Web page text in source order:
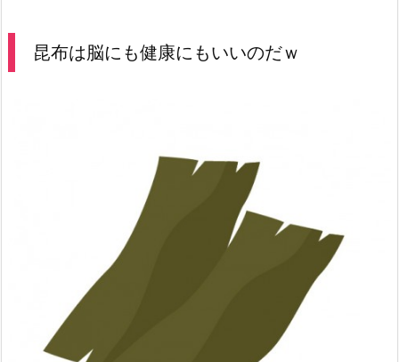
昆布は脳にも健康にもいいのだｗ